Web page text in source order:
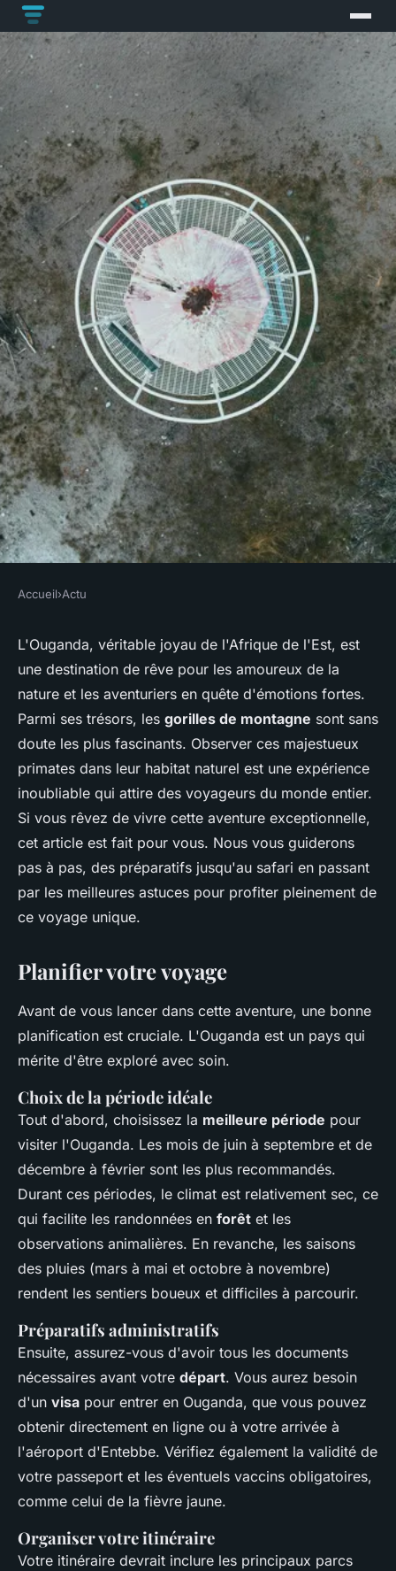
Comment participer à une
expédition pour voir les
gorilles de montagne en
Ouganda?
Naël•4 juillet 2024•6 min de lecture
Accueil›Actu
L'Ouganda, véritable joyau de l'Afrique de l'Est, est
une destination de rêve pour les amoureux de la
nature et les aventuriers en quête d'émotions fortes.
Parmi ses trésors, les gorilles de montagne sont sans
doute les plus fascinants. Observer ces majestueux
primates dans leur habitat naturel est une expérience
inoubliable qui attire des voyageurs du monde entier.
Si vous rêvez de vivre cette aventure exceptionnelle,
cet article est fait pour vous. Nous vous guiderons
pas à pas, des préparatifs jusqu'au safari en passant
par les meilleures astuces pour profiter pleinement de
ce voyage unique.
Planifier votre voyage
Avant de vous lancer dans cette aventure, une bonne
planification est cruciale. L'Ouganda est un pays qui
mérite d'être exploré avec soin.
Choix de la période idéale
Tout d'abord, choisissez la meilleure période pour
visiter l'Ouganda. Les mois de juin à septembre et de
décembre à février sont les plus recommandés.
Durant ces périodes, le climat est relativement sec, ce
qui facilite les randonnées en forêt et les
observations animalières. En revanche, les saisons
des pluies (mars à mai et octobre à novembre)
rendent les sentiers boueux et difficiles à parcourir.
Préparatifs administratifs
Ensuite, assurez-vous d'avoir tous les documents
nécessaires avant votre départ. Vous aurez besoin
d'un visa pour entrer en Ouganda, que vous pouvez
obtenir directement en ligne ou à votre arrivée à
l'aéroport d'Entebbe. Vérifiez également la validité de
votre passeport et les éventuels vaccins obligatoires,
comme celui de la fièvre jaune.
Organiser votre itinéraire
Votre itinéraire devrait inclure les principaux parcs